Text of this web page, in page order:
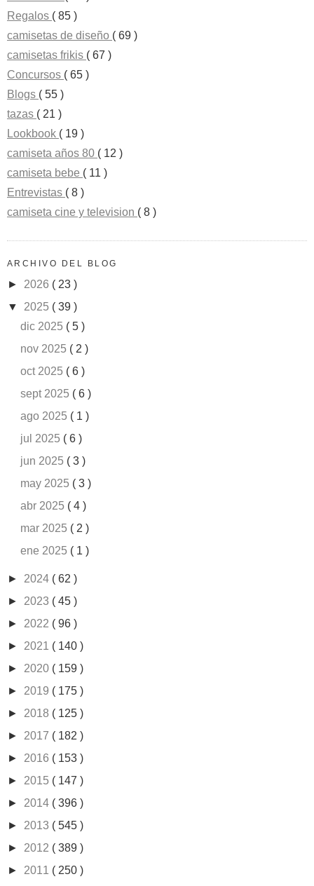
Regalos ( 85 )
camisetas de diseño ( 69 )
camisetas frikis ( 67 )
Concursos ( 65 )
Blogs ( 55 )
tazas ( 21 )
Lookbook ( 19 )
camiseta años 80 ( 12 )
camiseta bebe ( 11 )
Entrevistas ( 8 )
camiseta cine y television ( 8 )
ARCHIVO DEL BLOG
► 2026 ( 23 )
▼ 2025 ( 39 )
dic 2025 ( 5 )
nov 2025 ( 2 )
oct 2025 ( 6 )
sept 2025 ( 6 )
ago 2025 ( 1 )
jul 2025 ( 6 )
jun 2025 ( 3 )
may 2025 ( 3 )
abr 2025 ( 4 )
mar 2025 ( 2 )
ene 2025 ( 1 )
► 2024 ( 62 )
► 2023 ( 45 )
► 2022 ( 96 )
► 2021 ( 140 )
► 2020 ( 159 )
► 2019 ( 175 )
► 2018 ( 125 )
► 2017 ( 182 )
► 2016 ( 153 )
► 2015 ( 147 )
► 2014 ( 396 )
► 2013 ( 545 )
► 2012 ( 389 )
► 2011 ( 250 )